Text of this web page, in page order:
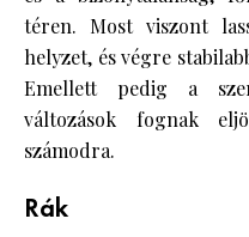
téren. Most viszont
helyzet, és végre
Emellett pedig a
változások fognak
számodra.
Rák